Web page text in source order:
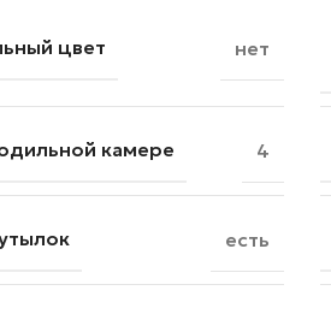
цвет нет
камере 4
есть